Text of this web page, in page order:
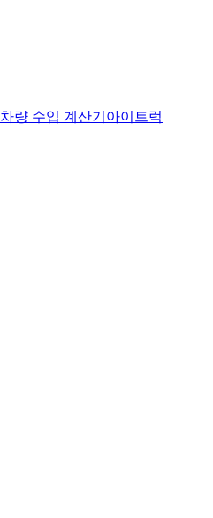
차량 수입 계산기 아이트럭